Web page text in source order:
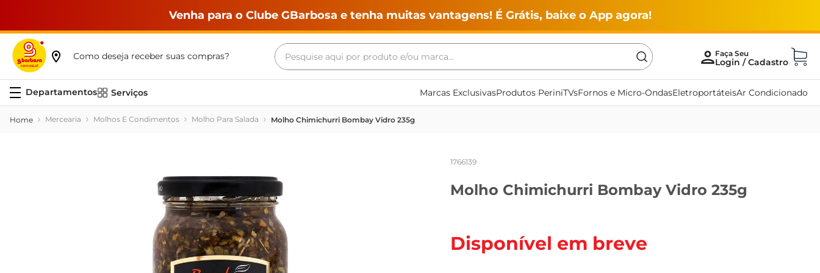
Venha para o Clube GBarbosa e tenha muitas vantagens! É Grátis, baixe o App agora!
Como deseja receber suas compras?
Pesquise aqui por produto e/ou marca...
Serviços Marcas ExclusivasProdutos PeriniTVsFornos e Micro-OndasEletroportáteisAr Condicionado
Mercearia Molhos E Condimentos Molho Para Salada Molho Chimichurri Bombay Vidro 235g
1766139
Molho Chimichurri Bombay Vidro 235g
Disponível em breve
Termos mais buscados
maquina lavar